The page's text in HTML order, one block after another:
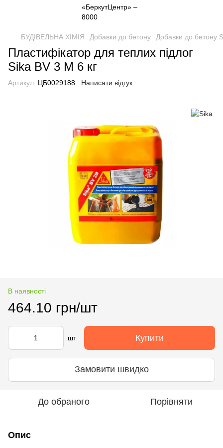
БУДІВЕЛЬНА ХІМІЯ Добавки до бетону Добавки до бетону
Пластифікатор для теплих підлог
Sika BV 3 M 6 кг
Артикул: ЦБ0029188 Написати відгук
В наявності
464.10 грн/шт
шт Купити
Замовити швидко
До обраного Порівняти
Опис